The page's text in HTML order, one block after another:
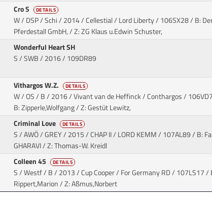
Cro S DETAILS
W / DSP / Schi / 2014 / Cellestial / Lord Liberty/ 106SX28 / B:
Pferdestall GmbH, / Z: ZG Klaus u.Edwin Schuster,
Wonderful Heart SH
S / SWB / 2016/ 109DR89
Vithargos W.Z. DETAILS
W / OS / B / 2016 / Vivant van de Heffinck / Conthargos/
B: Zipperle,Wolfgang / Z: Gestüt Lewitz,
Criminal Love DETAILS
S / AWÖ / GREY / 2015 / CHAP II / LORD KEMM/ 107AL89 / B:
GHARAVI / Z: Thomas-W. Kreidl
Colleen 45 DETAILS
S / Westf / B / 2013 / Cup Cooper / For Germany RD/ 107LS17 /
Rippert,Marion / Z: Aßmus,Norbert